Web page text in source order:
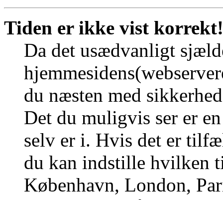
Tiden er ikke vist korrekt!
Da det usædvanligt
du næsten med
Det du muligvis ser er
selv er i. Hvis det er
du kan indstille hvilken
København, London,